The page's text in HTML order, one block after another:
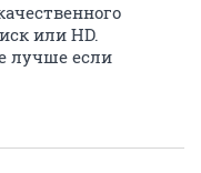
или HD.
лучше если